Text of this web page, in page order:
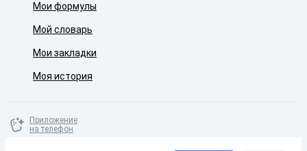
Мои формулы
Мой словарь
Мои закладки
Моя история
Приложение
на телефон